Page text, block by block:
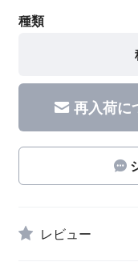
種類
再入荷に
レビュー